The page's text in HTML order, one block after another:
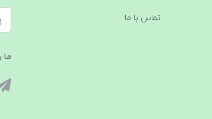
تماس با ما
ما